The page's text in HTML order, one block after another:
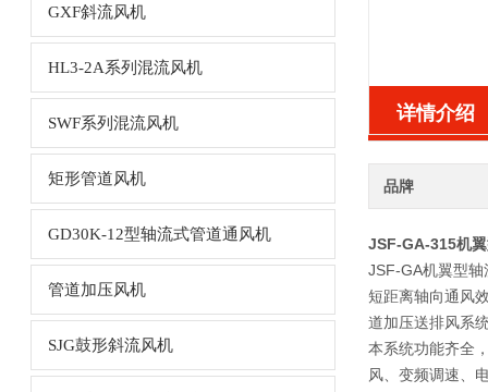
GXF斜流风机
HL3-2A系列混流风机
SWF系列混流风机
矩形管道风机
GD30K-12型轴流式管道通风机
管道加压风机
SJG鼓形斜流风机
详情介绍
品牌
JSF-GA-315机
JSF-GA机翼型
短距离轴向通风
道加压送排风系
本系统功能齐全
风、变频调速、